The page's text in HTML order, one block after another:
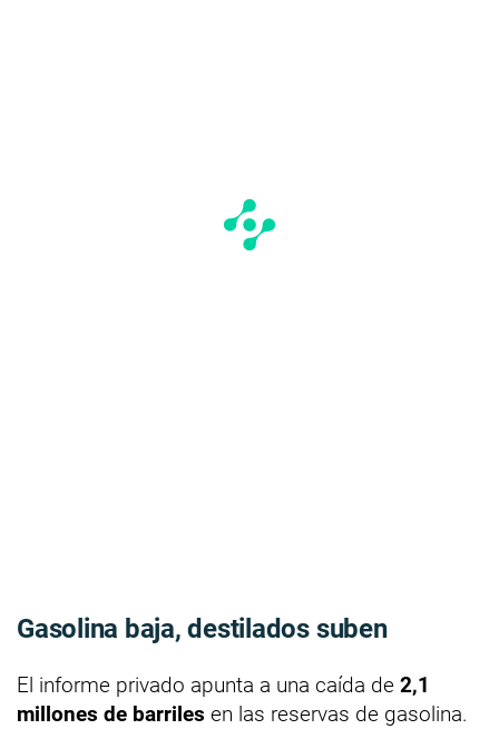
Gasolina baja, destilados suben
El informe privado apunta a una caída de 2,1
millones de barriles en las reservas de gasolina.